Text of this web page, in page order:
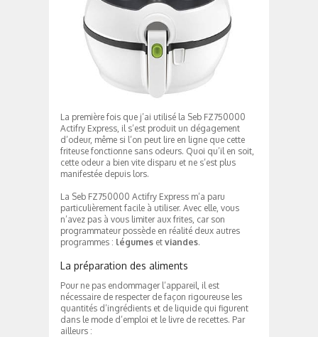
La première fois que j’ai utilisé la Seb FZ750000
Actifry Express, il s’est produit un dégagement
d’odeur, même si l’on peut lire en ligne que cette
friteuse fonctionne sans odeurs. Quoi qu’il en soit,
cette odeur a bien vite disparu et ne s’est plus
manifestée depuis lors.
La Seb FZ750000 Actifry Express m’a paru
particulièrement facile à utiliser. Avec elle, vous
n’avez pas à vous limiter aux frites, car son
programmateur possède en réalité deux autres
programmes : légumes et viandes.
La préparation des aliments
Pour ne pas endommager l’appareil, il est
nécessaire de respecter de façon rigoureuse les
quantités d’ingrédients et de liquide qui figurent
dans le mode d’emploi et le livre de recettes. Par
ailleurs :